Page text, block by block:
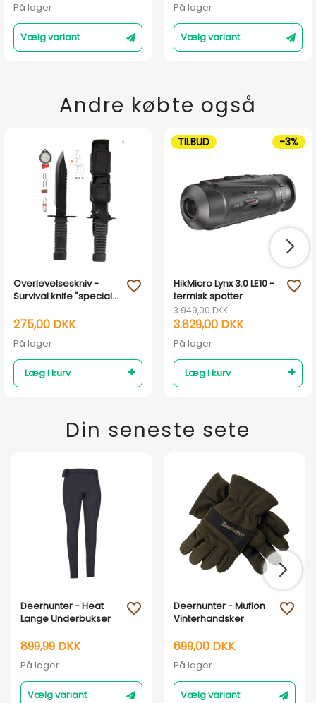
På lager
Vælg variant
På lager
Vælg variant
Andre købte også
Overlevelseskniv -
Survival knife "special
275,00 DKK
På lager
Læg i kurv
favorite_outline
HikMicro Lynx 3.0 LE10 -
termisk spotter
3.949,00 DKK
3.829,00 DKK
På lager
Læg i kurv
favorite_outline
TILBUD -3%
Din seneste sete
Deerhunter - Heat
Lange Underbukser
899,99 DKK
På lager
Vælg variant
favorite_outline
Deerhunter - Muflon
Vinterhandsker
699,00 DKK
På lager
Vælg variant
favorite_outline